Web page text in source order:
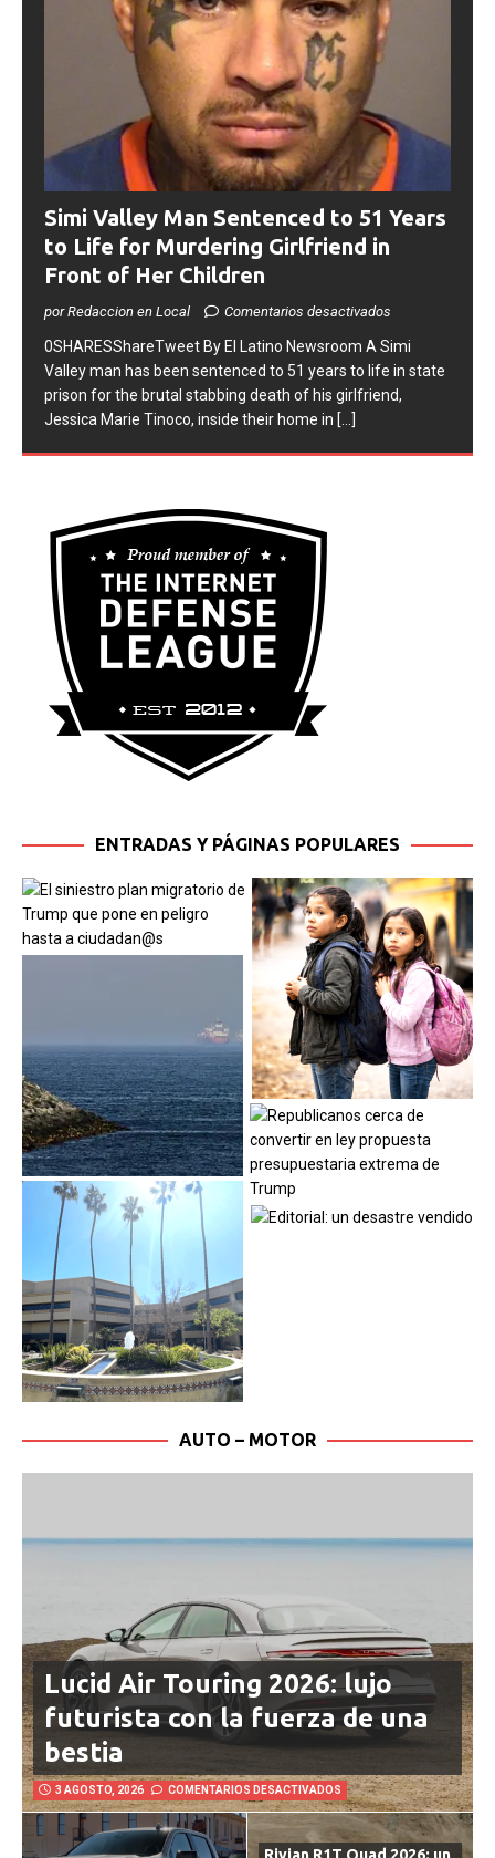
Simi Valley Man Sentenced to 51 Years
to Life for Murdering Girlfriend in
Front of Her Children
por Redaccion en Local
0SHARESShareTweet ​By El Latino Newsroom ​A Simi
Valley man has been sentenced to 51 years to life in state
prison for the brutal stabbing death of his girlfriend,
Jessica Marie Tinoco, inside their home in [...]
ENTRADAS Y PÁGINAS POPULARES
AUTO – MOTOR
Lucid Air Touring 2026: lujo
futurista con la fuerza de una
bestia
3 AGOSTO, 2026 COMENTARIOS DESACTIVADOS